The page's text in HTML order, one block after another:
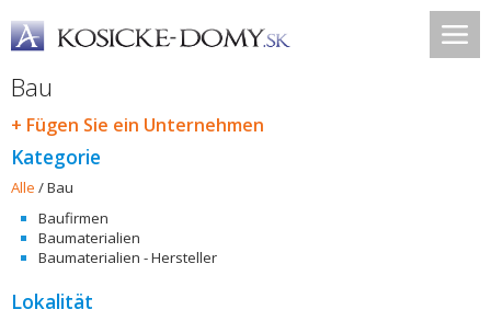
Bau
+ Fügen Sie ein Unternehmen
Kategorie
Alle /Bau
Baufirmen
Baumaterialien
Baumaterialien - Hersteller
Lokalität